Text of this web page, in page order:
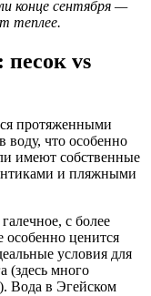
конце сентября —
теплее.
vs
протяженными
что особенно
имеют собственные
и пляжными
с более
особенно ценится
условия для
(здесь много
Вода в Эгейском